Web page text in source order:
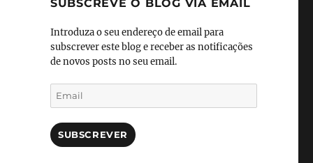
SUBSCREVE O BLOG VIA EMAIL
Introduza o seu endereço de email para
subscrever este blog e receber as notificações
de novos posts no seu email.
Email
SUBSCREVER